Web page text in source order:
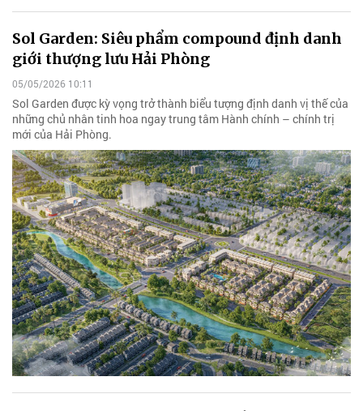
Sol Garden: Siêu phẩm compound định danh
giới thượng lưu Hải Phòng
05/05/2026 10:11
Sol Garden được kỳ vọng trở thành biểu tượng định danh vị thế của
những chủ nhân tinh hoa ngay trung tâm Hành chính – chính trị
mới của Hải Phòng.